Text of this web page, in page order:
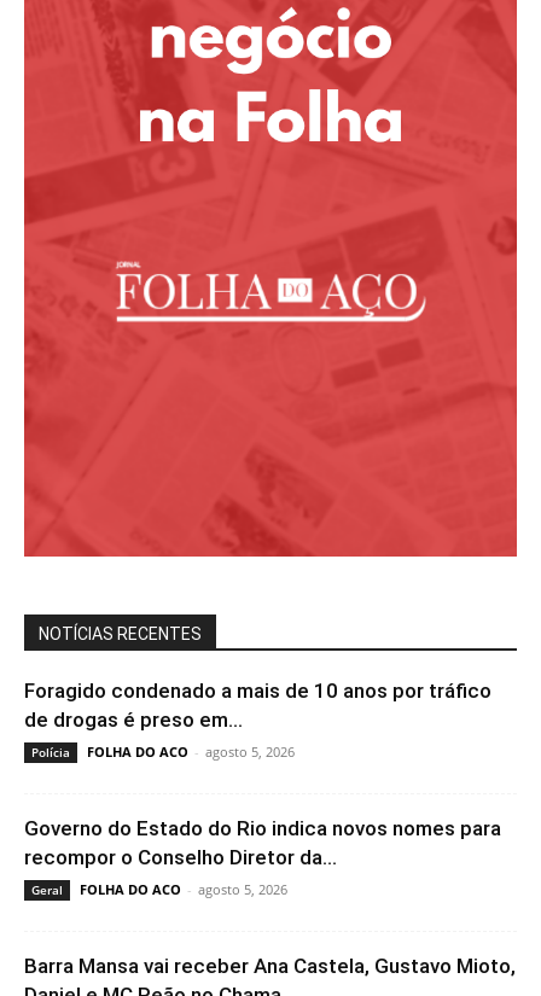
NOTÍCIAS RECENTES
Foragido condenado a mais de 10 anos por tráfico
de drogas é preso em...
Polícia FOLHA DO ACO - agosto 5, 2026
Governo do Estado do Rio indica novos nomes para
recompor o Conselho Diretor da...
Geral FOLHA DO ACO - agosto 5, 2026
Barra Mansa vai receber Ana Castela, Gustavo Mioto,